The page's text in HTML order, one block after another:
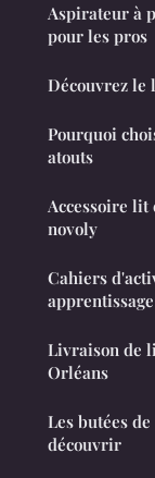
Aspirateur à
pour les pros
Découvrez le
Pourquoi
atouts
Accessoire
novoly
Cahiers
Livraison de
Orléans
Les butées
découvrir